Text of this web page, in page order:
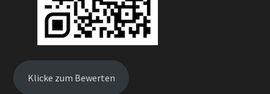
Klicke zum Bewerten